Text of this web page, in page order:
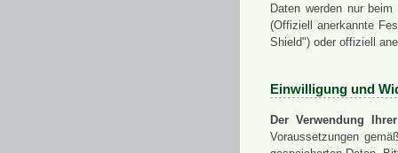
Daten werden nur
(Offiziell anerkannte
Shield") oder offiziell
Einwilligung und
Der Verwendung
Voraussetzungen